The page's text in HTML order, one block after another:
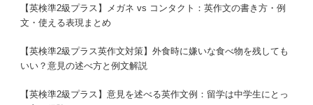
【英検準2級プラス】メガネ vs コンタクト：英作文の書き方・例
文・使える表現まとめ
【英検準2級プラス英作文対策】外食時に嫌いな食べ物を残しても
いい？意見の述べ方と例文解説
【英検準2級プラス】意見を述べる英作文例：留学は中学生にとっ